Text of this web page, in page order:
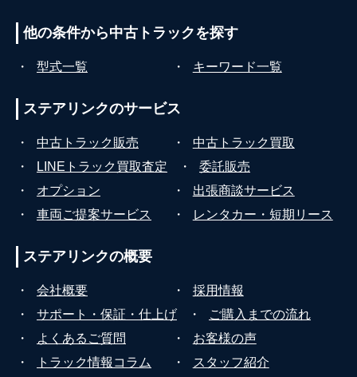
他の条件から中古トラックを探す
・ 型式一覧 ・ キーワード一覧
ステアリンクのサービス
・ 中古トラック販売 ・
中古トラック買取
・
LINEトラック買取査定 ・
委託販売
・
オプション ・
出張商談サービス
・
車両ご提案サービス ・ レンタカー・短期リース
ステアリンクの概要
・ 会社概要 ・
採用情報
・
サポート・保証・仕上げ ・
ご購入までの流れ
・
よくあるご質問 ・
お客様の声
・
トラック情報コラム ・ スタッフ紹介